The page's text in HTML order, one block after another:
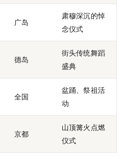
广岛
肃穆深沉的悼
念仪式
德岛
街头传统舞蹈
盛典
全国
盆踊、祭祖活
动
京都
山顶篝火点燃
仪式